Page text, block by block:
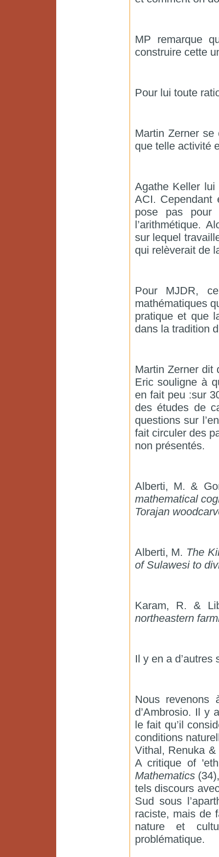
MP remarque
construire cette
Pour lui toute
Martin Zerner
que telle activité
Agathe Keller lui
ACI. Cependant
pose pas pour
l’arithmétique.
sur lequel
qui relèverait de
Pour MJDR,
mathématiques
pratique et que
dans la tradition
Martin Zerner dit
Eric souligne à
en fait peu :sur
des études de
questions sur
fait circuler des
non présentés.
Alberti, M. &
mathematical
Torajan
Alberti, M. The
of Sulawesi to
Karam, R. &
northeastern
Il y en a d’autres
Nous revenons
d’Ambrosio. Il y
le fait qu’il
conditions
Vithal, Renuka &
A critique of
Mathematics
tels discours
Sud sous
raciste, mais de
nature et
problématique.